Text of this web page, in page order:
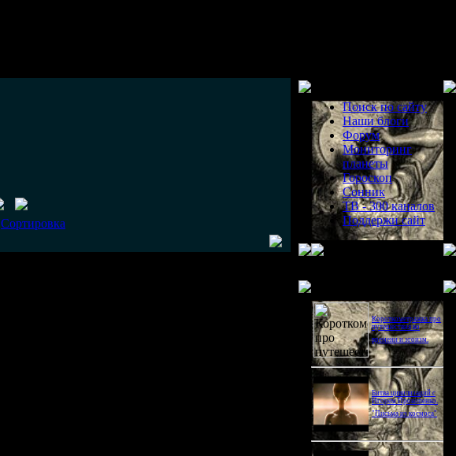
Сортировка
Поиск по сайту
Наши блоги
Форум
Мониторинг
планеты
Гороскоп
Сонник
ТВ - 300 каналов
Поддержи сайт
Короткометражка про
путешествия во
времени и эгоизм.
Битва цивилизаций с
Игорем Прокопенко.
"Письма из космоса"